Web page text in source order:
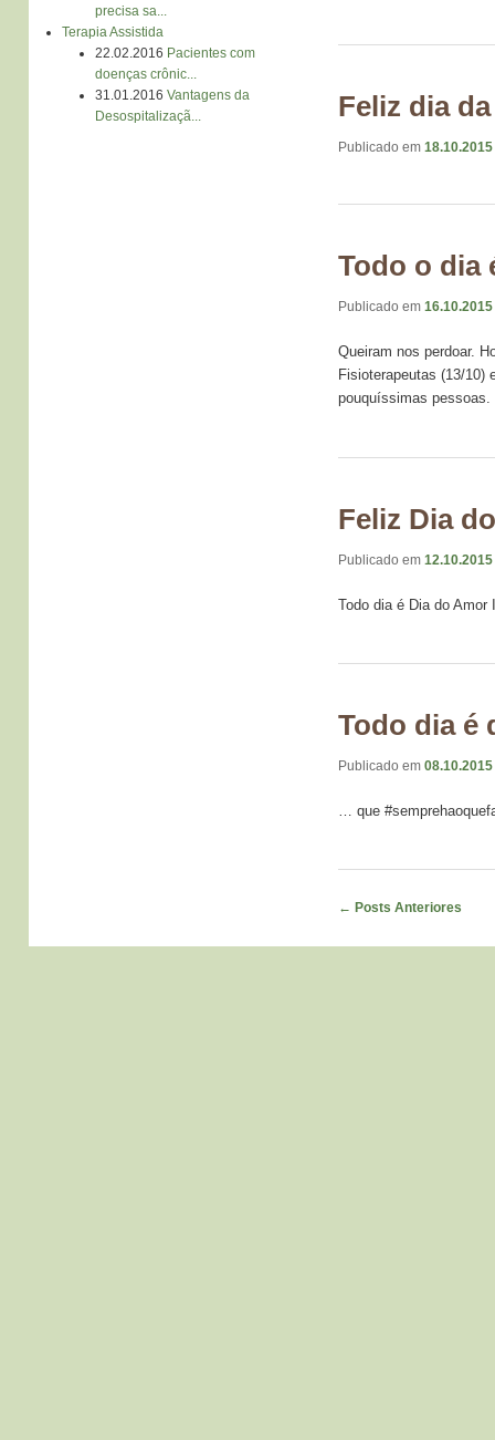
precisa sa...
Terapia Assistida
22.02.2016 Pacientes com
doenças crônic...
31.01.2016 Vantagens da
Desospitalizaçã...
Feliz dia
Publicado em 18.10.2015
Todo o dia
Publicado em 16.10.2015
Queiram nos perdoar.
Fisioterapeutas (13/10)
pouquíssimas
Feliz Dia
Publicado em 12.10.2015
Todo dia é Dia do
Todo dia é
Publicado em 08.10.2015
… que
Navegação de Posts
← Posts Anteriores